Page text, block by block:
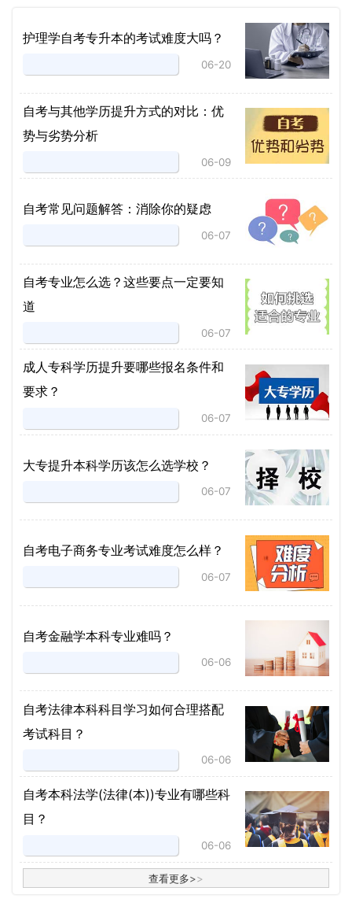
护理学自考专升本的考试难度大吗？
06-20
自考与其他学历提升方式的对比：优
势与劣势分析
06-09
自考常见问题解答：消除你的疑虑
06-07
自考专业怎么选？这些要点一定要知
道
06-07
成人专科学历提升要哪些报名条件和
要求？
06-07
大专提升本科学历该怎么选学校？
06-07
自考电子商务专业考试难度怎么样？
06-07
自考金融学本科专业难吗？
06-06
自考法律本科科目学习如何合理搭配
考试科目？
06-06
​自考本科法学(法律(本))专业有哪些科
目？
06-06
查看更多>>